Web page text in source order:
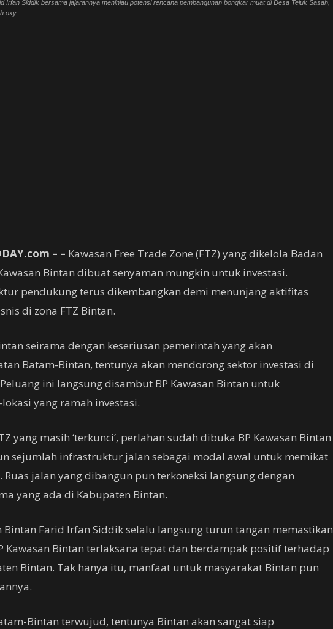
Irfan Siddik bersama jajarannya meninjau potensi rencana pembangunan bongkar muat di Desa Teluk Sasah,
oxy
– – Kawasan Free Trade Zone (FTZ) yang dikelola Badan
Bintan dibuat senyaman mungkin untuk investasi.
pendukung terus dikembangkan demi menunjang aktifitas
di zona FTZ Bintan.
seirama dengan keseriusan pemerintah yang akan
Batam-Bintan, tentunya akan mendorong sektor investasi di
ini langsung disambut BP Kawasan Bintan untuk
yang ramah investasi.
yang masih ‘terkunci’, perlahan sudah dibuka BP Kawasan Bintan
sejumlah infrastruktur jalan sebagai modal awal untuk memikat
Ruas jalan yang dibangun pun terkoneksi langsung dengan
yang ada di Kabupaten Bintan.
Bintan Farid Irfan Siddik selalu langsung turun tangan memastikan
Kawasan Bintan terlaksana tepat dan berdampak positif terhadap
Bintan. Tak hanya itu, manfaat untuk masyarakat Bintan pun
Bintan terwujud, tentunya Bintan akan sangat siap